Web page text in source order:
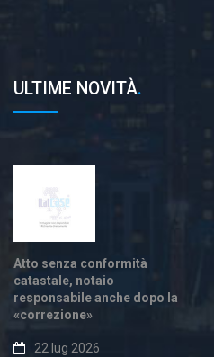
ULTIME NOVITÀ.
Atto senza conformità
catastale, notaio
responsabile anche dopo la
«correzione»
22 lug 2026